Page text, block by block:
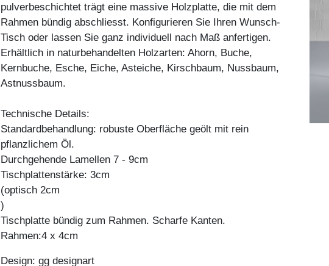
pulverbeschichtet trägt eine massive Holzplatte, die mit dem
Rahmen bündig abschliesst. Konfigurieren Sie Ihren Wunsch-
Tisch oder lassen Sie ganz individuell nach Maß anfertigen.
Erhältlich in naturbehandelten Holzarten: Ahorn, Buche,
Kernbuche, Esche, Eiche, Asteiche, Kirschbaum, Nussbaum,
Astnussbaum.
Technische Details:
Standardbehandlung: robuste Oberfläche geölt mit rein
pflanzlichem Öl.
Durchgehende Lamellen 7 - 9cm
Tischplattenstärke: 3cm
(optisch 2cm
)
Tischplatte bündig zum Rahmen. Scharfe Kanten.
Rahmen:4 x 4cm
Design: gg designart